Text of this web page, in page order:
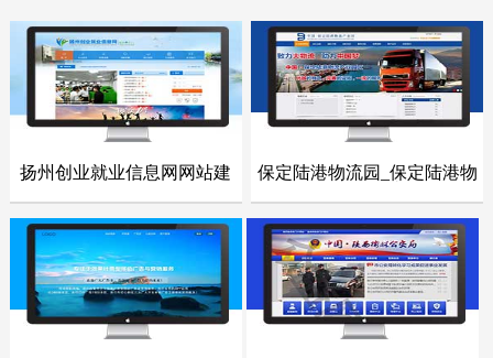
- 网站建设案例 -
点击浏览
扬州创业就业信息网网站建
- 网站建设案例 -
点击浏览
保定陆港物流园_保定陆港物